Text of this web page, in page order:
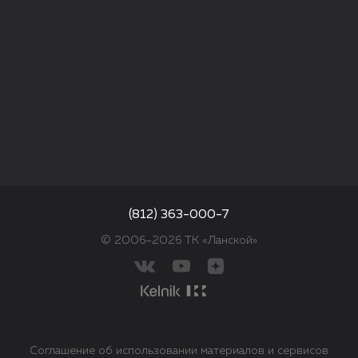
© 2006–2026 ТК «Ланской»
(812) 363-000-7
Соглашение об использовании материалов и сервисов